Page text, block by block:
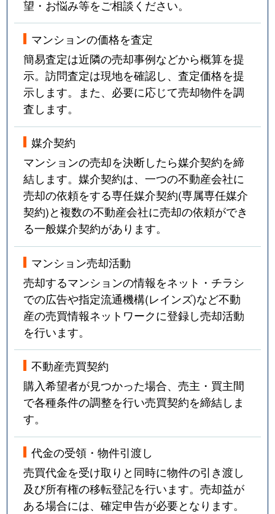
望・お悩み等をご相談ください。
マンションの価格を査定
簡易査定は近隣の売却事例などから概算を提
示。訪問査定は現地を確認し、査定価格を提
示します。また、必要に応じて売却物件を調
査します。
媒介契約
マンションの売却を決断したら媒介契約を締
結します。媒介契約は、一つの不動産会社に
売却の依頼をする専任媒介契約(専属専任媒介
契約)と複数の不動産会社に売却の依頼ができ
る一般媒介契約があります。
マンション売却活動
売却するマンションの情報をネット・チラシ
での広告や指定流通機構(レインズ)など不動
産の売買情報ネットワークに登録し売却活動
を行います。
不動産売買契約
購入希望者が見つかった場合、売主・買主間
で各種条件の調整を行い売買契約を締結しま
す。
代金の受領・物件引渡し
売買代金を受け取りと同時に物件の引き渡し
及び所有権の移転登記を行います。売却益が
ある場合には、確定申告が必要となります。